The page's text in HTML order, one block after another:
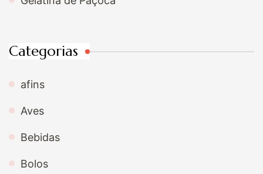
Categorias
afins
Aves
Bebidas
Bolos